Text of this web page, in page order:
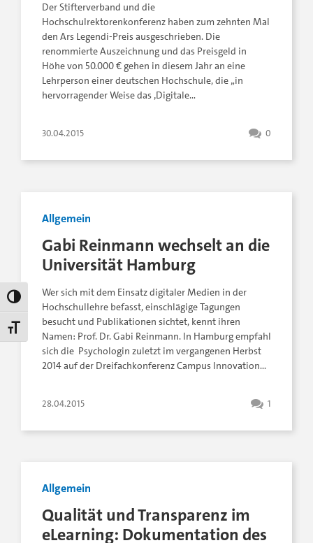
Umschalten auf hohe Kontraste
Schrift vergrößern
Der Stifterverband und die
Hochschulrektorenkonferenz haben zum zehnten Mal
den Ars Legendi-Preis ausgeschrieben. Die
renommierte Auszeichnung und das Preisgeld in
Höhe von 50.000 € gehen in diesem Jahr an eine
Lehrperson einer deutschen Hochschule, die „in
hervorragender Weise das ‚Digitale…
30.04.2015 0
Allgemein
Gabi Reinmann wechselt an die
Universität Hamburg
Wer sich mit dem Einsatz digitaler Medien in der
Hochschullehre befasst, einschlägige Tagungen
besucht und Publikationen sichtet, kennt ihren
Namen: Prof. Dr. Gabi Reinmann. In Hamburg empfahl
sich die Psychologin zuletzt im vergangenen Herbst
2014 auf der Dreifachkonferenz Campus Innovation…
28.04.2015 1
Allgemein
Qualität und Transparenz im
eLearning: Dokumentation des